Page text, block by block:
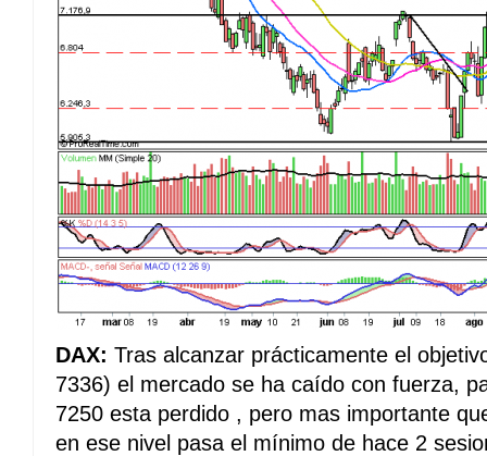
DAX: Tras alcanzar prácticamente el
7336) el mercado se ha caído con fuerza,
7250 esta perdido , pero mas importante
en ese nivel pasa el mínimo de hace 2